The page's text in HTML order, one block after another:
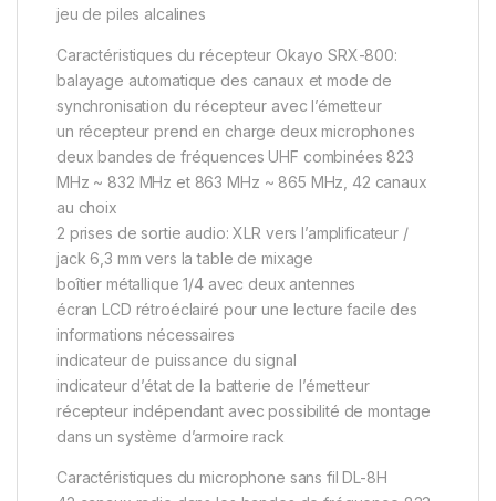
jeu de piles alcalines
Caractéristiques du récepteur Okayo SRX-800:
balayage automatique des canaux et mode de
synchronisation du récepteur avec l’émetteur
un récepteur prend en charge deux microphones
deux bandes de fréquences UHF combinées 823
MHz ~ 832 MHz et 863 MHz ~ 865 MHz, 42 canaux
au choix
2 prises de sortie audio: XLR vers l’amplificateur /
jack 6,3 mm vers la table de mixage
boîtier métallique 1/4 avec deux antennes
écran LCD rétroéclairé pour une lecture facile des
informations nécessaires
indicateur de puissance du signal
indicateur d’état de la batterie de l’émetteur
récepteur indépendant avec possibilité de montage
dans un système d’armoire rack
Caractéristiques du microphone sans fil DL-8H